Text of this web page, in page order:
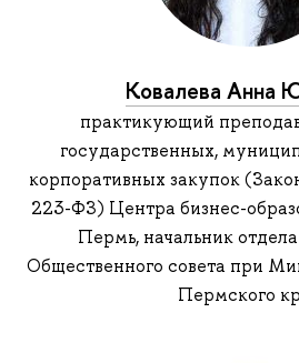
Ковалева Анна
практикующий
государственных,
корпоративных закупок
223-ФЗ) Центра бизнес-
Пермь, начальник
Общественного совета при
Пермского